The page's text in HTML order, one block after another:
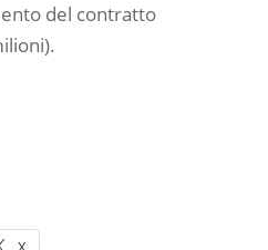
del contratto